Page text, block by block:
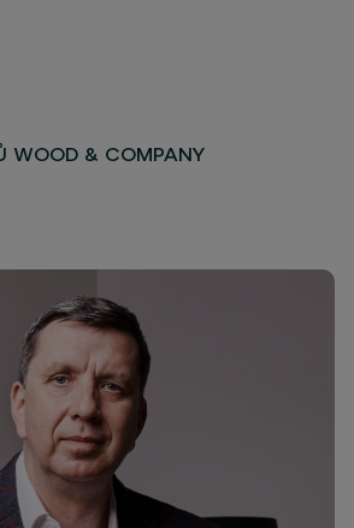
WOOD & COMPANY